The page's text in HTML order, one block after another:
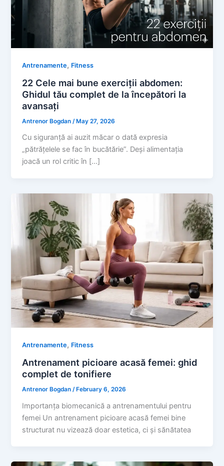
Antrenamente, Fitness
22 Cele mai bune exerciții abdomen:
Ghidul tău complet de la începători la
avansați
Antrenor Bogdan /May 27, 2026
Cu siguranță ai auzit măcar o dată expresia
„pătrățelele se fac în bucătărie”. Deși alimentația
joacă un rol critic în […]
Antrenamente, Fitness
Antrenament picioare acasă femei: ghid
complet de tonifiere
Antrenor Bogdan /February 6, 2026
Importanța biomecanică a antrenamentului pentru
femei Un antrenament picioare acasă femei bine
structurat nu vizează doar estetica, ci și sănătatea